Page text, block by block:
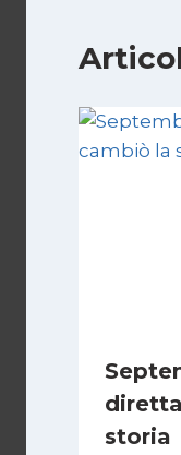
storia